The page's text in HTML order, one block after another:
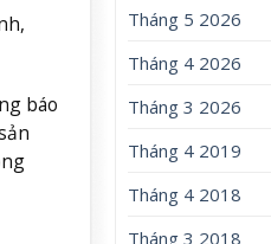
báo
Tháng 5 2026
Tháng 4 2026
Tháng 3 2026
Tháng 4 2019
Tháng 4 2018
Tháng 3 2018